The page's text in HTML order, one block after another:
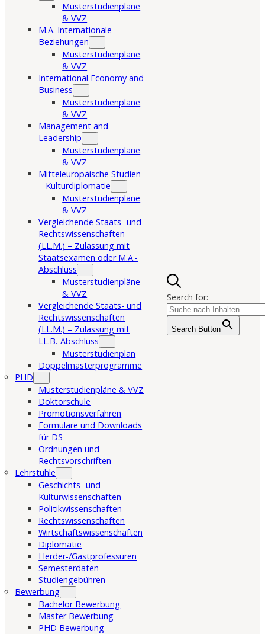
Musterstudienpläne
& VVZ
M.A. Internationale
Beziehungen
Musterstudienpläne
& VVZ
International Economy and
Business
Musterstudienpläne
& VVZ
Management and
Leadership
Musterstudienpläne
& VVZ
Mitteleuropäische Studien
– Kulturdiplomatie
Musterstudienpläne
& VVZ
Vergleichende Staats- und
Rechtswissenschaften
(LL.M.) – Zulassung mit
Staatsexamen oder M.A.-
Abschluss
Musterstudienpläne
& VVZ
Vergleichende Staats- und
Rechtswissenschaften
(LL.M.) – Zulassung mit
LL.B.-Abschluss
Musterstudienplan
Doppelmasterprogramme
PHD
Musterstudienpläne & VVZ
Doktorschule
Promotionsverfahren
Formulare und Downloads
für DS
Ordnungen und
Rechtsvorschriften
Lehrstühle
Geschichts- und
Kulturwissenschaften
Politikwissenschaften
Rechtswissenschaften
Wirtschaftswissenschaften
Diplomatie
Herder-/Gastprofessuren
Semesterdaten
Studiengebühren
Bewerbung
Bachelor Bewerbung
Master Bewerbung
PHD Bewerbung
Search for:
Search Button